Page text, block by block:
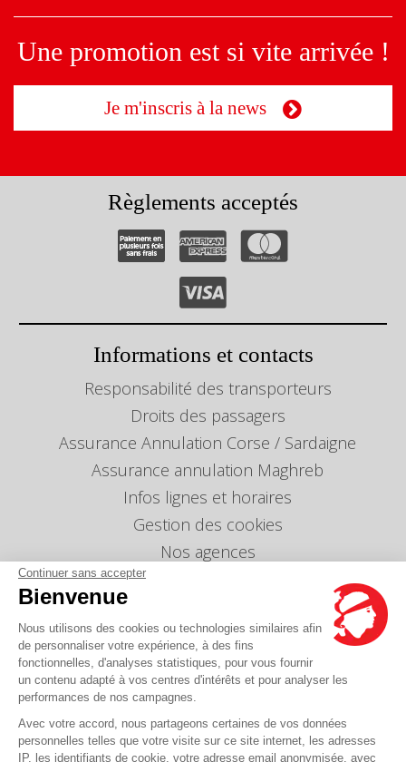
Continuer sans accepter
Bienvenue
Nous utilisons des cookies ou technologies similaires afin
de personnaliser votre expérience, à des fins
fonctionnelles, d'analyses statistiques, pour vous fournir
un contenu adapté à vos centres d'intérêts et pour analyser les
performances de nos campagnes.
Avec votre accord, nous partageons certaines de vos données
personnelles telles que votre visite sur ce site internet, les adresses
IP, les identifiants de cookie, votre adresse email anonymisée, avec
Une promotion est si vite arrivée !
Je m'inscris à la news
Règlements acceptés
Informations et contacts
Responsabilité des transporteurs
Droits des passagers
Assurance Annulation Corse / Sardaigne
Assurance annulation Maghreb
Infos lignes et horaires
Gestion des cookies
Nos agences
Nous envoyer un message
Info Ventes et Modifications
Politique de protection des données
personnelles
Index égalité professionnelle Femmes-Hommes
Écarts de représentation femmes-hommes dans
les postes de direction